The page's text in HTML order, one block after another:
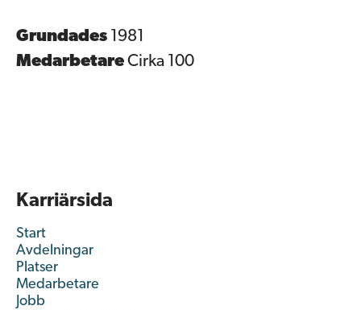
Grundades
1981
MedarbetareCirka 100
Karriärsida
Start
Avdelningar
Platser
Medarbetare
Jobb